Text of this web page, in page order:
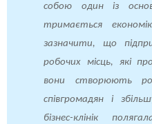
собою один із
тримається
зазначити, що
робочих місць, які
вони створюють
співгромадян і
бізнес-клінік